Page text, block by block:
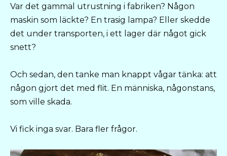
Var det gammal utrustning i fabriken? Någon
maskin som läckte? En trasig lampa? Eller skedde
det under transporten, i ett lager där något gick
snett?
Och sedan, den tanke man knappt vågar tänka: att
någon gjort det med flit. En människa, någonstans,
som ville skada.
Vi fick inga svar. Bara fler frågor.